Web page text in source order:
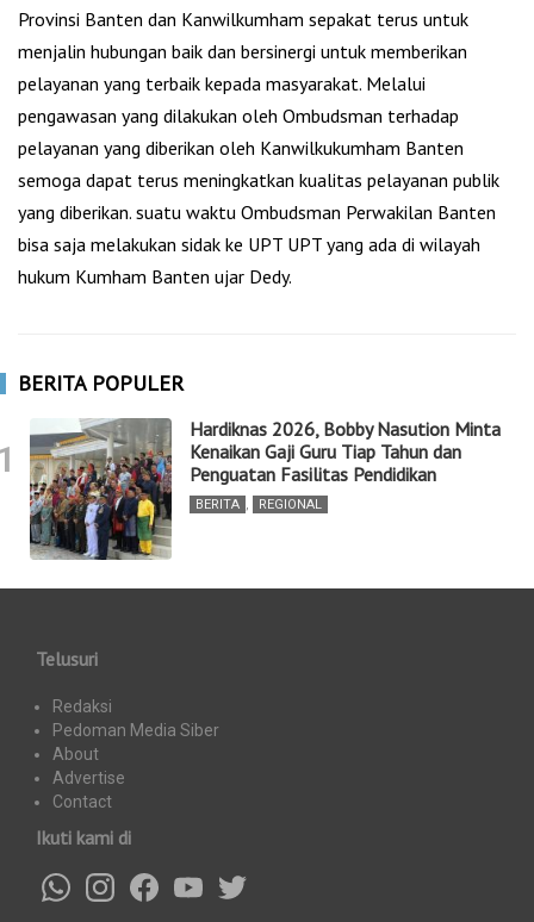
Provinsi Banten dan Kanwilkumham sepakat terus untuk
menjalin hubungan baik dan bersinergi untuk memberikan
pelayanan yang terbaik kepada masyarakat. Melalui
pengawasan yang dilakukan oleh Ombudsman terhadap
pelayanan yang diberikan oleh Kanwilkukumham Banten
semoga dapat terus meningkatkan kualitas pelayanan publik
yang diberikan. suatu waktu Ombudsman Perwakilan Banten
bisa saja melakukan sidak ke UPT UPT yang ada di wilayah
hukum Kumham Banten ujar Dedy.
BERITA POPULER
Hardiknas 2026, Bobby Nasution Minta
Kenaikan Gaji Guru Tiap Tahun dan
Penguatan Fasilitas Pendidikan
BERITA , REGIONAL
Telusuri
Redaksi
Pedoman Media Siber
About
Advertise
Contact
Ikuti kami di